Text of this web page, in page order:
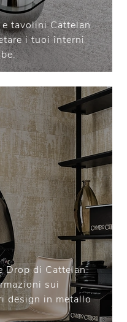
tavolini Cattelan
i tuoi interni
Drop di Cattelan
sui
design in metallo